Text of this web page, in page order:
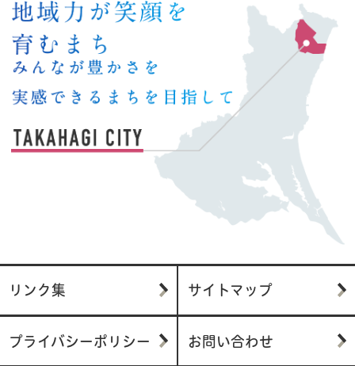
リンク集 サイトマップ
プライバシーポリシー お問い合わせ